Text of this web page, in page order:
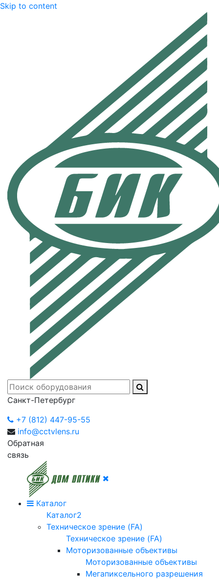
Skip to content
Санкт-Петербург
+7 (812) 447-95-55
info@cctvlens.ru
Обратная
связь
Каталог
Каталог2
Техническое зрение (FA)
Техническое зрение (FA)
Моторизованные объективы
Моторизованные объективы
Мегапиксельного разрешения